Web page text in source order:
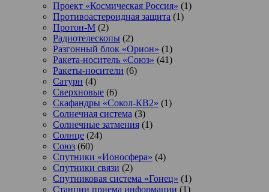
Проект «Космическая Россия» (1)
Противоастероидная защита (1)
Протон-М (2)
Радиотелескопы (2)
Разгонный блок «Орион» (1)
Ракета-носитель «Союз» (41)
Ракеты-носители (6)
Сатурн (4)
Сверхновые (6)
Скафандры «Сокол-КВ2» (1)
Солнечная система (3)
Солнечные затмения (1)
Солнце (24)
Союз (60)
Спутники «Ионосфера» (4)
Спутники связи (2)
Спутниковая система «Гонец» (1)
Станции приема информации (1)